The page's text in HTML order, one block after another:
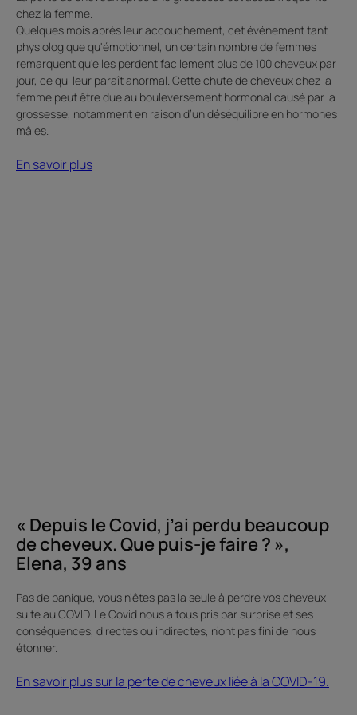
chez la femme.
Quelques mois après leur accouchement, cet événement tant
physiologique qu'émotionnel, un certain nombre de femmes
remarquent qu'elles perdent facilement plus de 100 cheveux par
jour, ce qui leur paraît anormal. Cette chute de cheveux chez la
femme peut être due au bouleversement hormonal causé par la
grossesse, notamment en raison d’un déséquilibre en hormones
mâles.
En savoir plus
perdu
beaucoup
de
Que
puis-
je
?
« Depuis le Covid, j’ai perdu beaucoup
de cheveux. Que puis-je faire ? »,
Elena, 39 ans
Pas de panique, vous n’êtes pas la seule à perdre vos cheveux
suite au COVID. Le Covid nous a tous pris par surprise et ses
conséquences, directes ou indirectes, n’ont pas fini de nous
étonner.
En savoir plus sur la perte de cheveux liée à la COVID-19.